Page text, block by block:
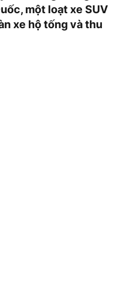
một loạt xe SUV
xe hộ tống và thu